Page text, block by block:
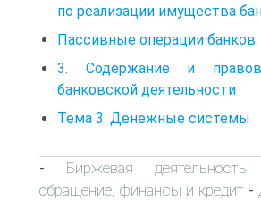
по реализации имущества
Пассивные операции банков.
3. Содержание и
банковской деятельности
Тема 3. Денежные системы
- Биржевая деятельность
обращение, финансы и кредит -